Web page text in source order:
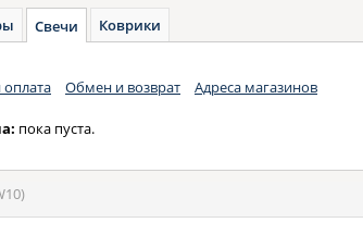
Свечи Коврики
оплата Обмен и возврат Адреса магазинов
пока пуста.